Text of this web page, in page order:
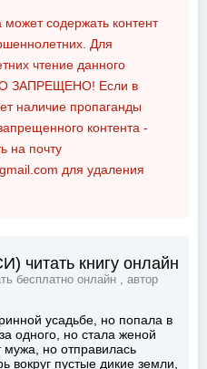
содержать контент
Для
чтение данного
ЗАПРЕЩЕНО! Если в
наличие пропаганды
контента -
на почту
для удаления
читать книгу онлайн
бесплатно онлайн , автор
усадьбе, но попала в
одного, но стала женой
мужа, но отправилась
вокруг пустые дикие земли,